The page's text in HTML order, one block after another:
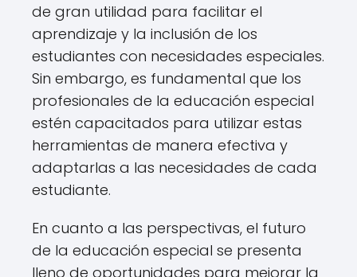
de gran utilidad para facilitar el
aprendizaje y la inclusión de los
estudiantes con necesidades especiales.
Sin embargo, es fundamental que los
profesionales de la educación especial
estén capacitados para utilizar estas
herramientas de manera efectiva y
adaptarlas a las necesidades de cada
estudiante.
En cuanto a las perspectivas, el futuro
de la educación especial se presenta
lleno de oportunidades para mejorar la